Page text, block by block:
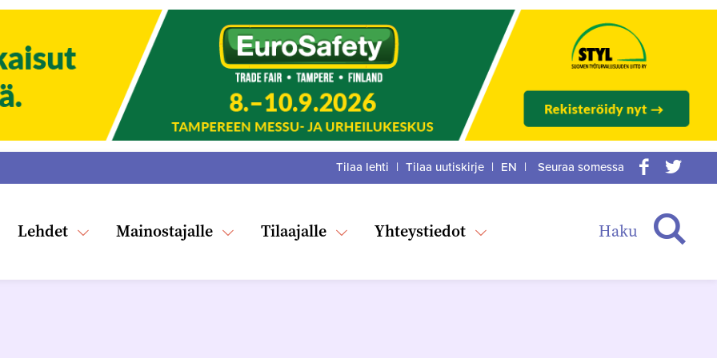
Lehdet Mainostajalle Tilaajalle Yhteystiedot Haku
Tilaa lehti | Tilaa uutiskirje | EN |
Seuraa somessa
:Facebook
Twitter